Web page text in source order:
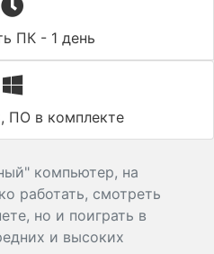
ПК - 1 день
ПО в комплекте
компьютер, на
работать, смотреть
но и поиграть в
и высоких